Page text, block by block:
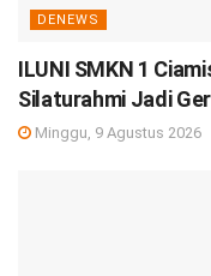
DENEWS
ILUNI SMKN 1
Silaturahmi Jadi
Minggu, 9 Agustus 2026